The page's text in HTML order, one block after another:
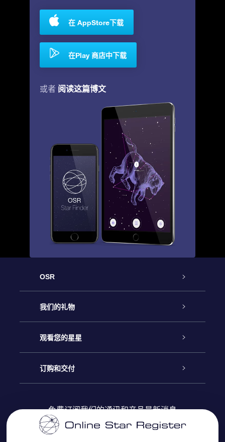
在 AppStore下载
在Play 商店中下载
或者 阅读这篇博文
OSR
客户服务
联系我们
博客
评论
我们的礼物
Online Star礼物
OSR 礼物包
OSR 礼物卡
观看您的星星
Online Star Register
个性化的Star Page
订购和交付
付款信息
免费订阅我们的通讯和产品最新消息